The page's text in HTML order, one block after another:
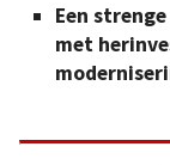
Een
met